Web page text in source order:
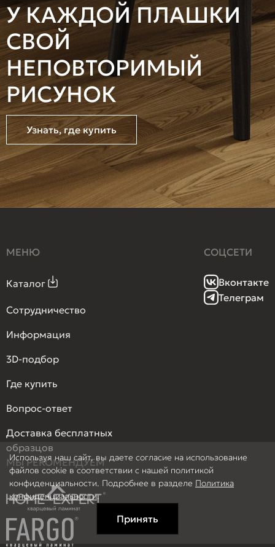
У КАЖДОЙ ПЛАШКИ
СВОЙ
НЕПОВТОРИМЫЙ
РИСУНОК
Узнать, где купить
МЕНЮ
Каталог
Сотрудничество
Информация
3D-подбор
Где купить
Вопрос-ответ
Доставка бесплатных
образцов
СОЦСЕТИ
Вконтакте
Телеграм
МЫ РЕКОМЕНДУЕМ
Используя наш сайт, вы даете согласие на использование
файлов cookie в соответствии с нашей политикой
конфиденциальности. Подробнее в разделе Политика
конфиденциальности.
Принять